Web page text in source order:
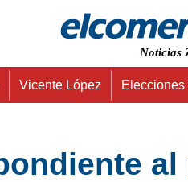
Noticias
Vicente López Elecciones
al